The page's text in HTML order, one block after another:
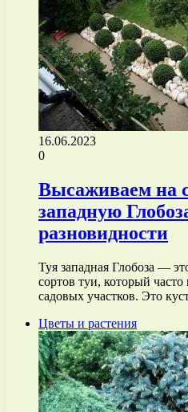
16.06.2023
0
Высаживаем на
западную
разновидности
Туя западная Глобоза —
сортов туи, который
садовых участков. Это
Цветы и растения